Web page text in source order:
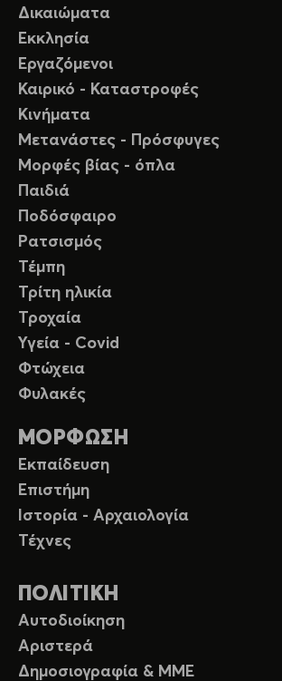
Δικαιώματα
Εκκλησία
Εργαζόμενοι
Καιρικό - Καταστροφές
Κινήματα
Μετανάστες - Πρόσφυγες
Μορφές βίας - όπλα
Παιδιά
Ποδόσφαιρο
Ρατσισμός
Τέμπη
Τρίτη ηλικία
Τροχαία
Υγεία - Covid
Φτώχεια
Φυλακές
ΜΟΡΦΩΣΗ
Εκπαίδευση
Επιστήμη
Ιστορία - Αρχαιολογία
Τέχνες
ΠΟΛΙΤΙΚΗ
Αυτοδιοίκηση
Αριστερά
Δημοσιογραφία & ΜΜΕ